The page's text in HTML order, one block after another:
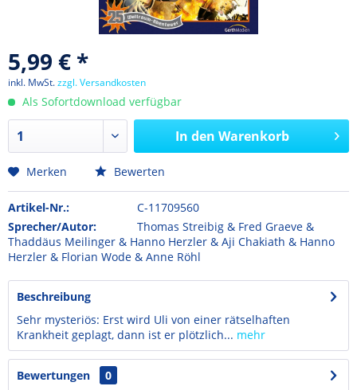
5,99 € *
inkl. MwSt.zzgl. Versandkosten
Als Sofortdownload verfügbar
In den Warenkorb
Merken Bewerten
Artikel-Nr.:
C-11709560
Sprecher/Autor:
Thomas Streibig & Fred Graeve &
Thaddäus Meilinger & Hanno Herzler & Aji Chakiath & Hanno
Herzler & Florian Wode & Anne Röhl
Beschreibung
Sehr mysteriös: Erst wird Uli von einer rätselhaften
Krankheit geplagt, dann ist er plötzlich... mehr
Bewertungen
0